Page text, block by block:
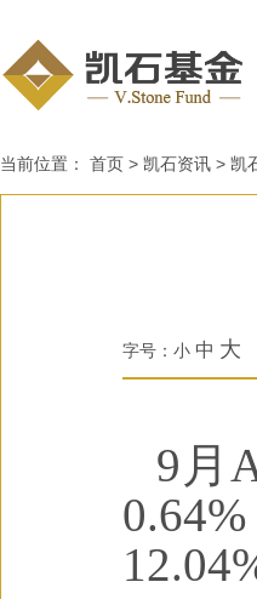
当前位置： 首页 > 凯石资讯 > 凯
字号： 小 中 大
9月